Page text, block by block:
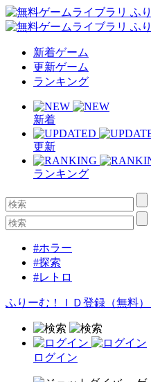
新着ゲーム
更新ゲーム
ランキング
新着
更新
ランキング
#ホラー
#探索
#レトロ
ふりーむ！ＩＤ登録（無料）
ログイン